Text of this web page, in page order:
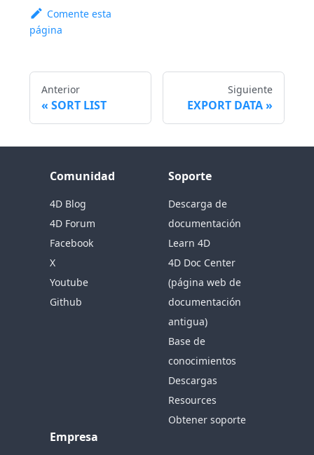
Comente esta
página
Anterior
SORT LIST
Siguiente
EXPORT DATA
Comunidad
4D Blog
4D Forum
Facebook
X
Youtube
Github
Soporte
Descarga de
documentación
Learn 4D
4D Doc Center
(página web de
documentación
antigua)
Base de
conocimientos
Descargas
Resources
Obtener soporte
Empresa